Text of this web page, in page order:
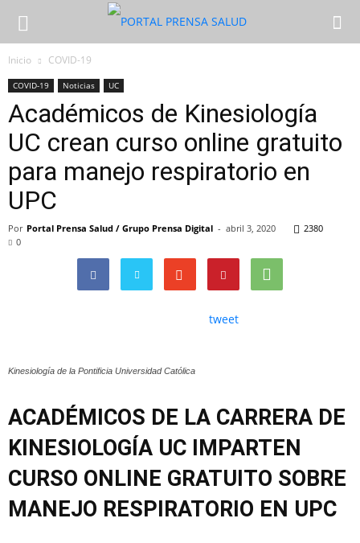
Inicio COVID-19
COVID-19 Noticias UC
Académicos de Kinesiología
UC crean curso online gratuito
para manejo respiratorio en
UPC
Por Portal Prensa Salud / Grupo Prensa Digital - abril 3, 2020
2380
0
tweet
Kinesiología de la Pontificia Universidad Católica
ACADÉMICOS DE LA CARRERA DE
KINESIOLOGÍA UC IMPARTEN
CURSO ONLINE GRATUITO SOBRE
MANEJO RESPIRATORIO EN UPC